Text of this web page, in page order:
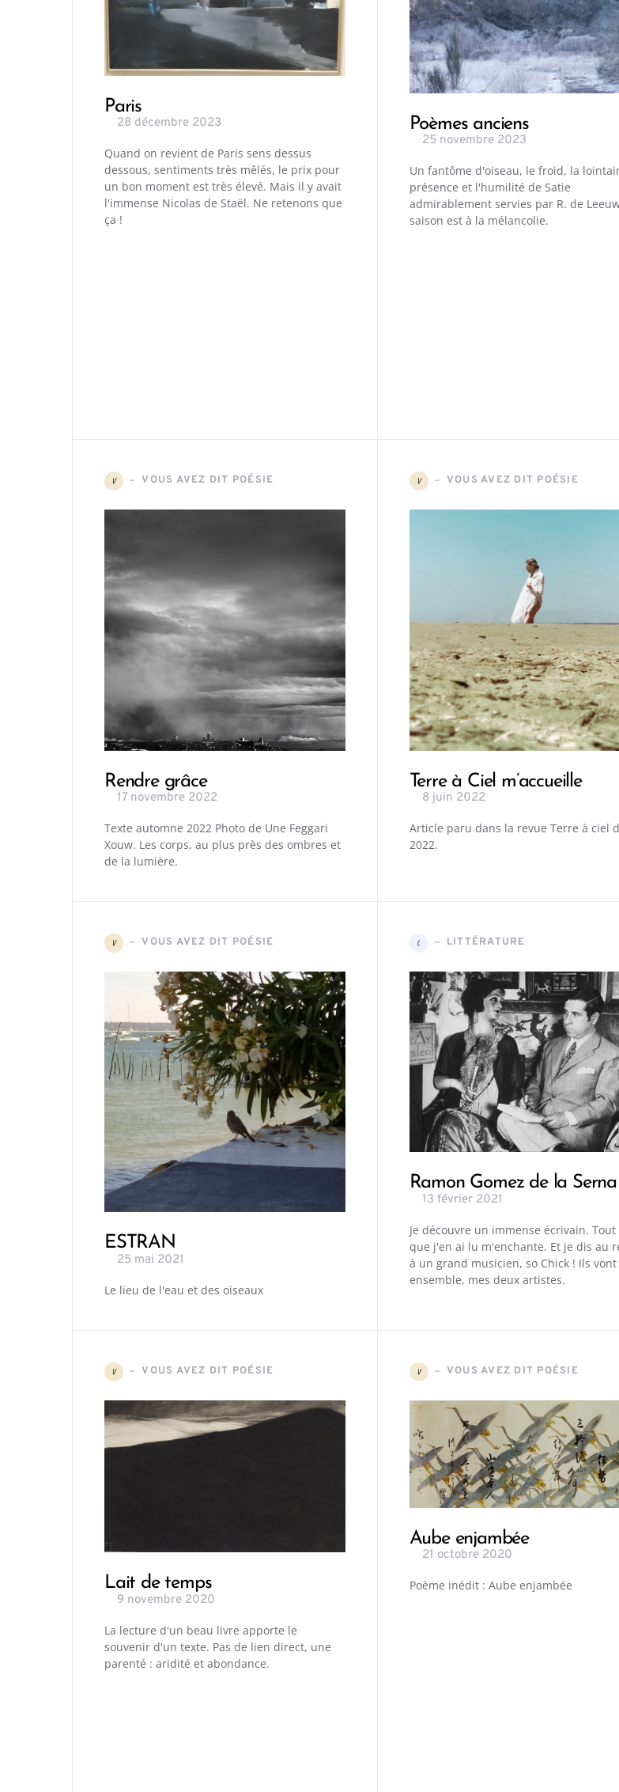
Paris
28 décembre 2023
Quand on revient de Paris sens dessus
dessous, sentiments très mêlés, le prix pour
un bon moment est très élevé. Mais il y avait
l'immense Nicolas de Staël. Ne retenons que
ça !
Poèmes anciens
25 novembre 2023
Un fantôme d'oiseau, le froid, la
présence et l'humilité de Satie
admirablement servies par R. de
saison est à la mélancolie.
V VOUS AVEZ DIT POÉSIE
Rendre grâce
17 novembre 2022
Texte automne 2022 Photo de Une Feggari
Xouw. Les corps, au plus près des ombres et
de la lumière.
V VOUS AVEZ DIT POÉSIE
Terre à Ciel m’accueille
8 juin 2022
Article paru dans la revue Terre à ciel
2022.
V VOUS AVEZ DIT POÉSIE
ESTRAN
25 mai 2021
Le lieu de l'eau et des oiseaux
L LITTÉRATURE
Ramon Gomez de la Serna
13 février 2021
Je découvre un immense écrivain. Tout
que j'en ai lu m'enchante. Et je dis au
à un grand musicien, so Chick ! Ils
ensemble, mes deux artistes.
V VOUS AVEZ DIT POÉSIE
Lait de temps
9 novembre 2020
La lecture d'un beau livre apporte le
souvenir d'un texte. Pas de lien direct, une
parenté : aridité et abondance.
V VOUS AVEZ DIT POÉSIE
Aube enjambée
21 octobre 2020
Poème inédit : Aube enjambée